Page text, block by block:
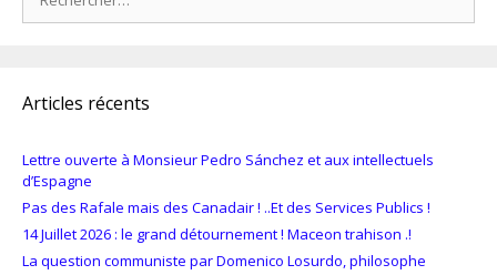
Articles récents
Lettre ouverte à Monsieur Pedro Sánchez et aux intellectuels
d’Espagne
Pas des Rafale mais des Canadair ! ..Et des Services Publics !
14 Juillet 2026 : le grand détournement ! Maceon trahison .!
La question communiste par Domenico Losurdo, philosophe